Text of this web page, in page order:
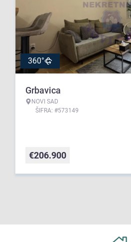
360°
Grbavica
NOVI SAD
ŠIFRA: #573149
€206.900